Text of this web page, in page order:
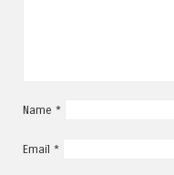
Name *
Email *